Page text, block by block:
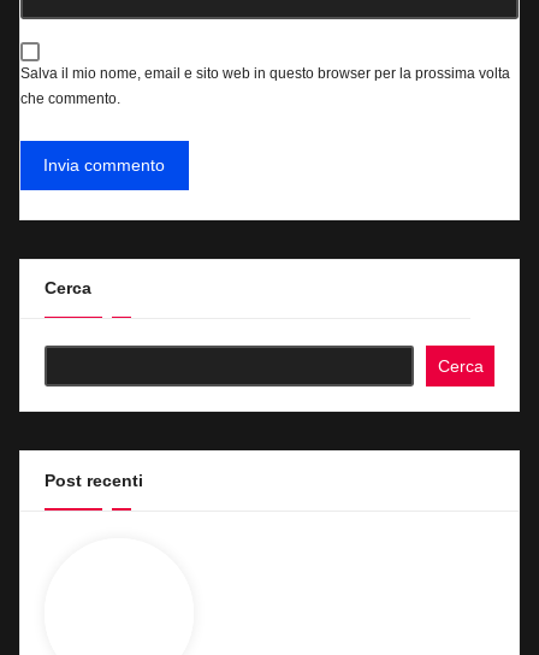
Salva il mio nome, email e sito web in questo browser per la prossima volta
che commento.
Cerca
Cerca
Post recenti